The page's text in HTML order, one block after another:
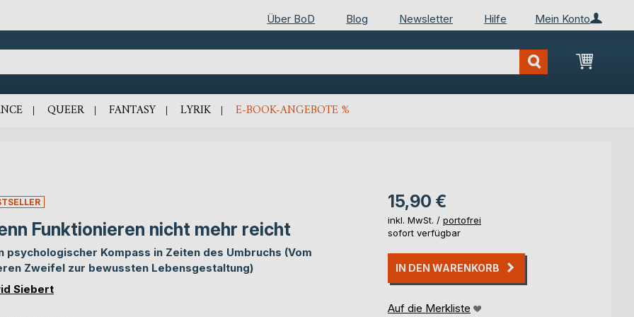
Mein Konto
Über BoD Blog Newsletter Hilfe
Mein
QUEER FANTASY LYRIK E-BOOK-ANGEBOTE %
Funktionieren nicht mehr reicht
psychologischer Kompass in Zeiten des Umbruchs (Vom
Zweifel zur bewussten Lebensgestaltung)
Siebert
15,90 €
inkl. MwSt. / portofrei
sofort verfügbar
IN DEN WARENKORB
Auf die Merkliste